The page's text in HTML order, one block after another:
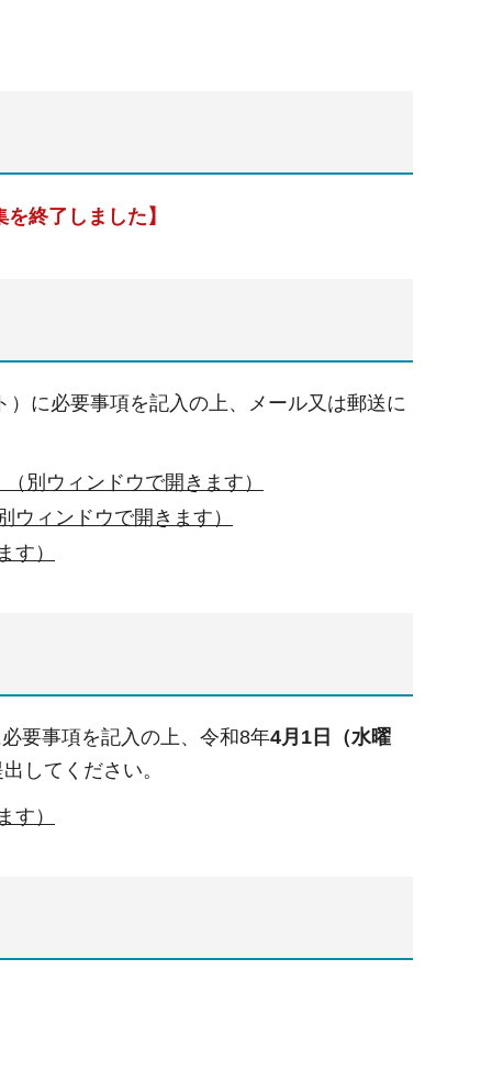
を終了しました】
に必要事項を記入の上、メール又は郵送に
別ウィンドウで開きます）
ィンドウで開きます）
す）
要事項を記入の上、令和8年4月1日（水曜
してください。
す）